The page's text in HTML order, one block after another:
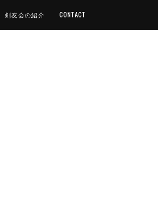
剣友会の紹介 CONTACT